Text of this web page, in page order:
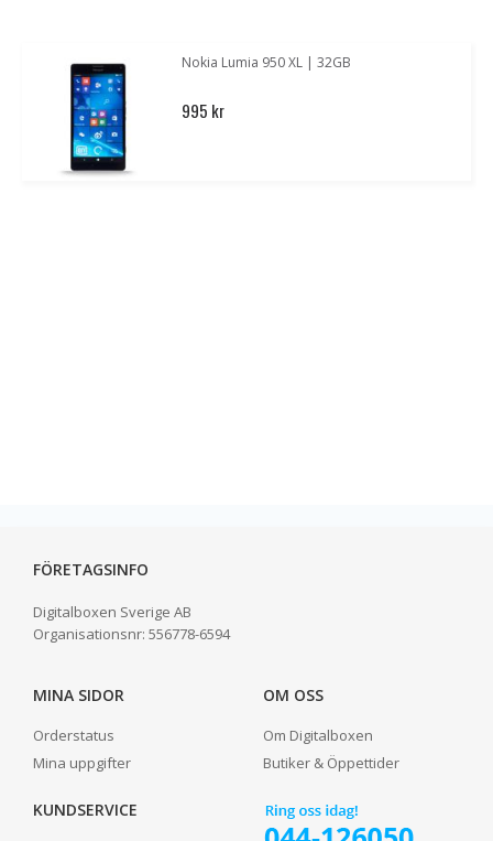
Nokia Lumia 950 XL | 32GB
995 kr
FÖRETAGSINFO
Digitalboxen Sverige AB
Organisationsnr: 556778-6594
MINA SIDOR
Orderstatus
Mina uppgifter
OM OSS
Om Digitalboxen
Butiker & Öppettider
KUNDSERVICE